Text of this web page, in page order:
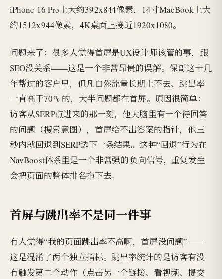
iPhone 16 Pro上大约392x844像素，14寸MacBook上大
约1512x944像素，4K桌面上接近1920x1080。
问题来了：很多人觉得首屏是UX设计师该管的事，跟
SEO没关系——这是一个非常昂贵的误解。保哥这十几
年帮过的客户里，但凡自然流量长期上不去、跳出率
一直高于70% 的，大半问题都在首屏。原因很简单：
访客从SERP点进来的那一刻，他大脑里有一个待回答
的问题（搜索意图），首屏给不出答案的指针，他三
秒内就回退到SERP选下一条结果。这种“回退”行为在
NavBoost体系里是一个非常强的负向信号，重复发生
会把页面的整体排名拖下去。
首屏与跳出率不是同一件事
有人觉得“我的页面跳出率不高啊，首屏没问题”——
这是混淆了两个独立指标。跳出率统计的是访客有没
有触发第二个动作（点击另一个链接、看视频、提交